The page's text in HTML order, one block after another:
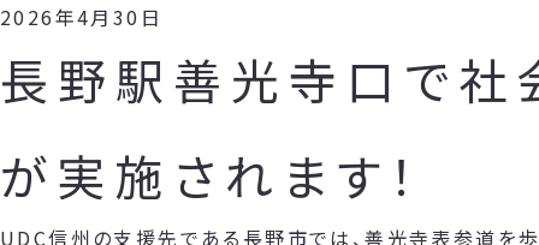
2026年4月30日
長野駅善光寺口で社
が実施されます！
UDC信州の支援先である長野市では、善光寺表参道を歩